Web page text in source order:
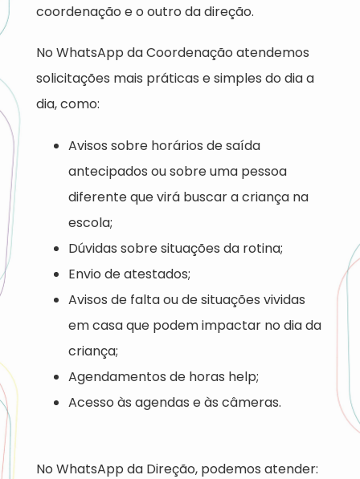
coordenação e o outro da direção.
No WhatsApp da Coordenação atendemos
solicitações mais práticas e simples do dia a
dia, como:
Avisos sobre horários de saída
antecipados ou sobre uma pessoa
diferente que virá buscar a criança na
escola;
Dúvidas sobre situações da rotina;
Envio de atestados;
Avisos de falta ou de situações vividas
em casa que podem impactar no dia da
criança;
Agendamentos de horas help;
Acesso às agendas e às câmeras.
No WhatsApp da Direção, podemos atender: